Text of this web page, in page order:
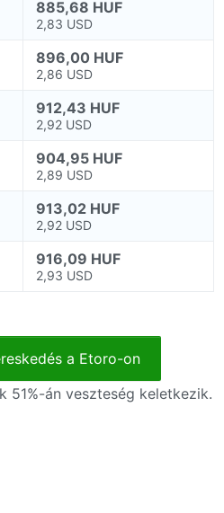
885,68 HUF
2,83 USD
896,00 HUF
2,86 USD
912,43 HUF
2,92 USD
904,95 HUF
2,89 USD
913,02 HUF
2,92 USD
916,09 HUF
2,93 USD
a Etoro-on
51%-án veszteség keletkezik.